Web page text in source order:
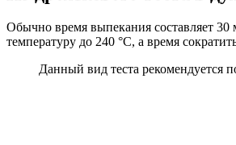
Обычно время выпекания составляет 30
температуру до 240 °C, а время
Данный вид теста рекомендуется